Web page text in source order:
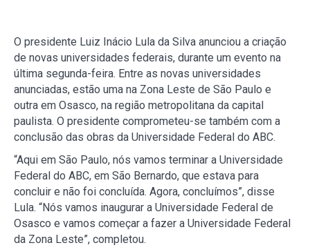
O presidente Luiz Inácio Lula da Silva anunciou a criação
de novas universidades federais, durante um evento na
última segunda-feira. Entre as novas universidades
anunciadas, estão uma na Zona Leste de São Paulo e
outra em Osasco, na região metropolitana da capital
paulista. O presidente comprometeu-se também com a
conclusão das obras da Universidade Federal do ABC.
“Aqui em São Paulo, nós vamos terminar a Universidade
Federal do ABC, em São Bernardo, que estava para
concluir e não foi concluída. Agora, concluímos”, disse
Lula. “Nós vamos inaugurar a Universidade Federal de
Osasco e vamos começar a fazer a Universidade Federal
da Zona Leste”, completou.